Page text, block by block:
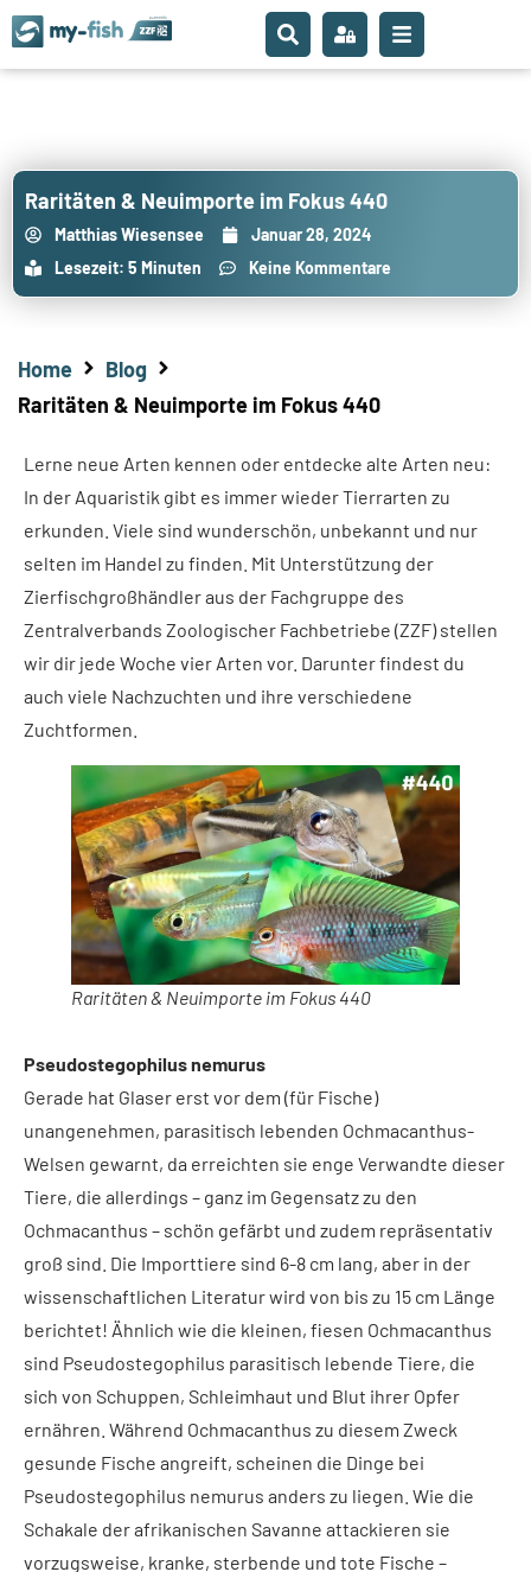
Raritäten & Neuimporte im Fokus 440
Matthias Wiesensee
Januar 28, 2024
Lesezeit: 5 Minuten
Keine Kommentare
Home
Blog
Raritäten & Neuimporte im Fokus 440
Lerne neue Arten kennen oder entdecke alte Arten neu:
In der Aquaristik gibt es immer wieder Tierrarten zu
erkunden. Viele sind wunderschön, unbekannt und nur
selten im Handel zu finden. Mit Unterstützung der
Zierfischgroßhändler aus der Fachgruppe des
Zentralverbands Zoologischer Fachbetriebe (ZZF) stellen
wir dir jede Woche vier Arten vor. Darunter findest du
auch viele Nachzuchten und ihre verschiedene
Zuchtformen.
Raritäten & Neuimporte im Fokus 440
Pseudostegophilus nemurus
Gerade hat Glaser erst vor dem (für Fische)
unangenehmen, parasitisch lebenden Ochmacanthus-
Welsen gewarnt, da erreichten sie enge Verwandte dieser
Tiere, die allerdings – ganz im Gegensatz zu den
Ochmacanthus – schön gefärbt und zudem repräsentativ
groß sind. Die Importtiere sind 6-8 cm lang, aber in der
wissenschaftlichen Literatur wird von bis zu 15 cm Länge
berichtet! Ähnlich wie die kleinen, fiesen Ochmacanthus
sind Pseudostegophilus parasitisch lebende Tiere, die
sich von Schuppen, Schleimhaut und Blut ihrer Opfer
ernähren. Während Ochmacanthus zu diesem Zweck
gesunde Fische angreift, scheinen die Dinge bei
Pseudostegophilus nemurus anders zu liegen. Wie die
Schakale der afrikanischen Savanne attackieren sie
vorzugsweise, kranke, sterbende und tote Fische –